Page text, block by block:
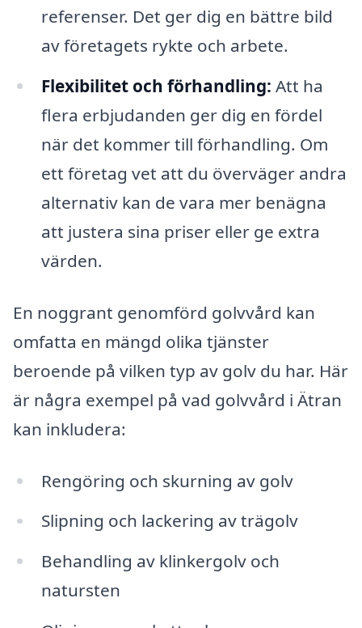
referenser. Det ger dig en bättre bild
av företagets rykte och arbete.
Flexibilitet och förhandling: Att ha
flera erbjudanden ger dig en fördel
när det kommer till förhandling. Om
ett företag vet att du överväger andra
alternativ kan de vara mer benägna
att justera sina priser eller ge extra
värden.
En noggrant genomförd golvvård kan
omfatta en mängd olika tjänster
beroende på vilken typ av golv du har. Här
är några exempel på vad golvvård i Ätran
kan inkludera:
Rengöring och skurning av golv
Slipning och lackering av trägolv
Behandling av klinkergolv och
natursten